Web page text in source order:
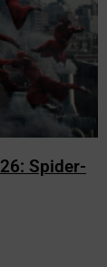
Spider-